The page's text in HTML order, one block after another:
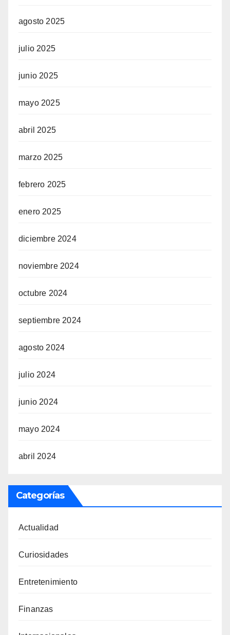
agosto 2025
julio 2025
junio 2025
mayo 2025
abril 2025
marzo 2025
febrero 2025
enero 2025
diciembre 2024
noviembre 2024
octubre 2024
septiembre 2024
agosto 2024
julio 2024
junio 2024
mayo 2024
abril 2024
Categorías
Actualidad
Curiosidades
Entretenimiento
Finanzas